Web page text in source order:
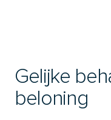
Gelijke
beloning